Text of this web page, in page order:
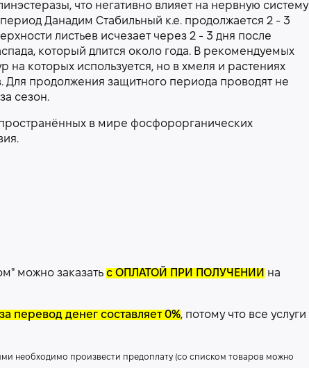
что негативно влияет на нервную систему
Данадим Стабильный к.е. продолжается 2 - 3
листьев исчезает через 2 - 3 дня после
который длится около года. В рекомендуемых
на которых используется, но в хмеля и растениях
Для продолжения защитного периода проводят не
сезон.
в мире фосфорорганических
можно заказать с ОПЛАТОЙ ПРИ ПОЛУЧЕНИИ на
перевод денег составляет 0%, потому что все услуги
необходимо произвести предоплату (со списком товаров можно